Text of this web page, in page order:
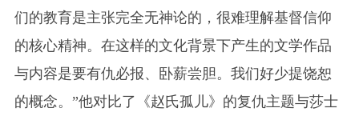
们的教育是主张完全无神论的，很难理解基督信仰
的核心精神。在这样的文化背景下产生的文学作品
与内容是要有仇必报、卧薪尝胆。我们好少提饶恕
的概念。”他对比了《赵氏孤儿》的复仇主题与莎士